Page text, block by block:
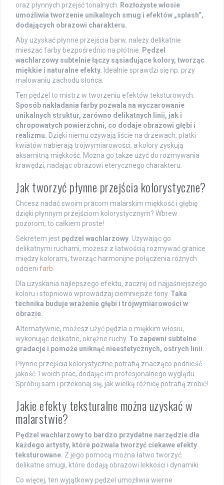
oraz płynnych przejść tonalnych.
Rozłożyste włosie
umożliwia tworzenie unikalnych smug i efektów „splash”,
dodających obrazowi charakteru.
Aby uzyskać płynne przejścia barw, należy delikatnie
mieszać farby bezpośrednio na płótnie.
Pędzel
wachlarzowy subtelnie łączy sąsiadujące kolory, tworząc
miękkie i naturalne efekty. Idealnie sprawdzi się np. przy
malowaniu zachodu słońca.
Ten pędzel to mistrz w tworzeniu efektów teksturowych.
Sposób nakładania farby pozwala na wyczarowanie
unikalnych struktur, zarówno delikatnych linii, jak i
chropowatych powierzchni, co dodaje obrazowi głębi i
realizmu. Dzięki niemu ożywają liście na drzewach, płatki
kwiatów nabierają trójwymiarowości, a kolory zyskują
aksamitną miękkość. Można go także użyć do rozmywania
krawędzi, nadając obrazowi eterycznego charakteru.
Jak tworzyć płynne przejścia kolorystyczne?
Chcesz nadać swoim pracom malarskim miękkość i głębię
dzięki płynnym przejściom kolorystycznym? Wbrew
pozorom, to całkiem proste!
Sekretem jest pędzel wachlarzowy . Używając go
delikatnymi ruchami, możesz z łatwością rozmywać granice
między kolorami, tworząc harmonijne połączenia różnych
odcieni farb
Dla uzyskania najlepszego efektu, zacznij od najjaśniejszego
koloru i stopniowo wprowadzaj ciemniejsze tony. Taka
technika buduje wrażenie głębi i trójwymiarowości w
obrazie.
Alternatywnie, możesz użyć pędzla o miękkim włosiu,
wykonując delikatne, okrężne ruchy. To zapewni subtelne
gradacje i pomoże uniknąć nieestetycznych, ostrych linii.
Płynne przejścia kolorystyczne potrafią znacząco podnieść
jakość Twoich prac, dodając im profesjonalnego wyglądu.
Spróbuj sam i przekonaj się, jak wielką różnicę potrafią zrobić!
Jakie efekty teksturalne można uzyskać w
malarstwie?
Pędzel wachlarzowy to bardzo przydatne narzędzie dla
każdego artysty, które pozwala tworzyć ciekawe efekty
teksturowane. Z jego pomocą można łatwo tworzyć
delikatne smugi, które dodają obrazowi lekkości i dynamiki.
Co więcej, ten wyjątkowy pędzel umożliwia wierne